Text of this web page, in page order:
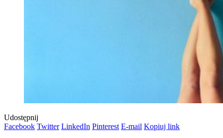
Udostępnij
Facebook Twitter LinkedIn Pinterest E-mail Kopiuj link